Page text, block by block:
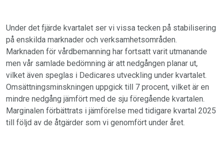
Under det fjärde kvartalet ser vi vissa tecken på stabilisering
på enskilda marknader och verksamhetsområden.
Marknaden för vårdbemanning har fortsatt varit utmanande
men vår samlade bedömning är att nedgången planar ut,
vilket även speglas i Dedicares utveckling under kvartalet.
Omsättningsminskningen uppgick till 7 procent, vilket är en
mindre nedgång jämfört med de sju föregående kvartalen.
Marginalen förbättrats i jämförelse med tidigare kvartal 2025
till följd av de åtgärder som vi genomfört under året.